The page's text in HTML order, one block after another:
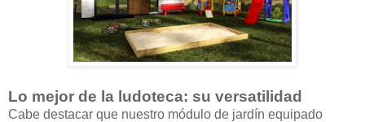
Lo mejor de la ludoteca: su versatilidad
Cabe destacar que nuestro módulo de jardín equipado